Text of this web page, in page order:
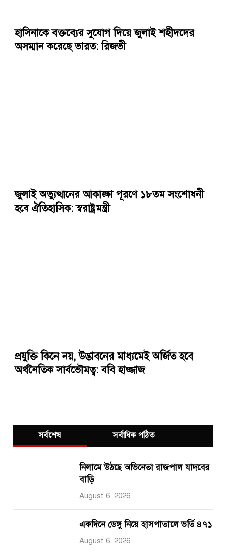
হাসিনাকে বক্তব্যের সুযোগ দিয়ে জুলাই শহীদদের
অসম্মান করেছে ভারত: রিজভী
জুলাই অভ্যুত্থানের আকাঙ্ক্ষা পূরণে ১৮তম সংশোধনী
হবে ঐতিহাসিক: স্বরাষ্ট্রমন্ত্রী
প্রযুক্তি কিনে নয়, উদ্ভাবনের মাধ্যমেই অর্জিত হবে
অর্থনৈতিক সার্বভৌমত্ব: ববি হাজ্জাজ
সর্বশেষ সর্বাধিক পঠিত
নিলামে উঠছে অভিনেতা রাজপাল যাদবের
বাড়ি
August 6, 2026
একদিনে ডেঙ্গু নিয়ে হাসপাতালে ভর্তি ৪৭১
August 6, 2026